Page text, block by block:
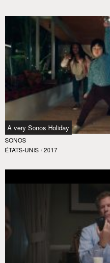
A very Sonos Holiday
SONOS
ÉTATS-UNIS / 2017